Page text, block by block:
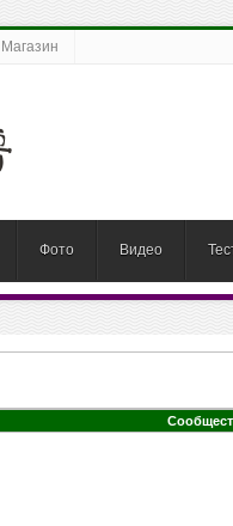
Магазин
Фото Видео